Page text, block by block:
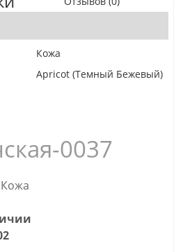
Кожа
Apricot (Темный Бежевый)
0037